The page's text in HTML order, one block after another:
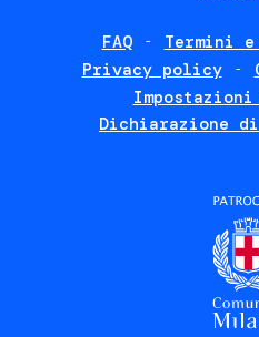
FAQ
Termini
Privacy policy
Dichiarazione